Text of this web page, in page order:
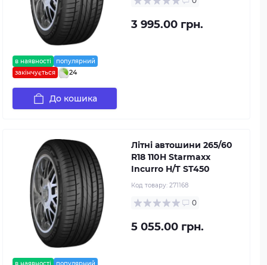
в наявності
популярний
закінчується
24
3 995.00 грн.
До кошика
в наявності
популярний
Літні автошини 265/60
R18 110H Starmaxx
Incurro H/T ST450
Код товару: 271168
0
5 055.00 грн.